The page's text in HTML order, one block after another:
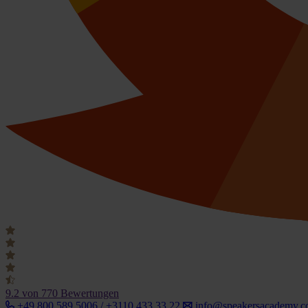
9.2 von 770 Bewertungen
+49 800 589 5006 / +3110 433 33 22